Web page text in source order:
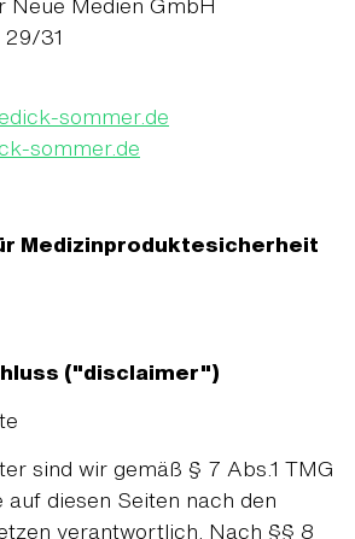
Neue Medien GmbH
29/31
sommer.de
sommer.de
Medizinproduktesicherheit
("disclaimer")
sind wir gemäß § 7 Abs.1 TMG
auf diesen Seiten nach den
verantwortlich. Nach §§ 8